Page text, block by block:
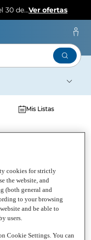
Del 30 de julio al 12 de agostoVer ofertas
Mis Listas
QUERTA
cookies for strictly
the website, and
(both general and
to your browsing
and be able to
users.
Cookie Settings. You can